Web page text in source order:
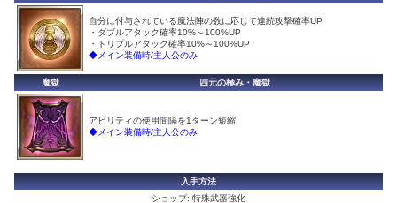
自分に付与されている魔法陣の数に応じて連続攻撃確率UP
・ダブルアタック確率10%～100%UP
・トリプルアタック確率10%～100%UP
◆メイン装備時/主人公のみ
魔獄 四元の極み・魔獄
アビリティの使用間隔を1ターン短縮
◆メイン装備時/主人公のみ
入手方法
ショップ: 特殊武器強化